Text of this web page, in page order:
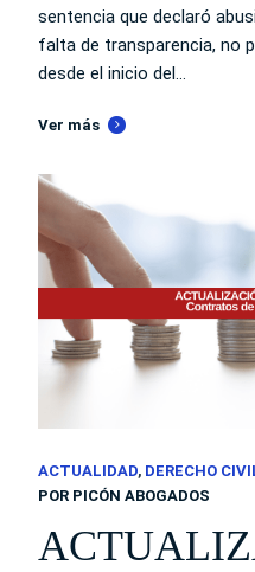
sentencia que declaró
falta de transparencia, no
desde el inicio del...
Ver más
ACTUALIDAD DERECHO
POR PICÓN ABOGADOS